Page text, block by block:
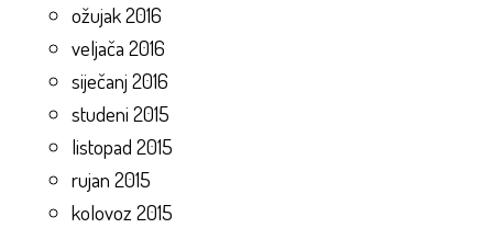
ožujak 2016
veljača 2016
siječanj 2016
studeni 2015
listopad 2015
rujan 2015
kolovoz 2015